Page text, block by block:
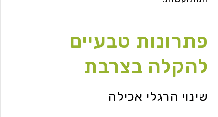
פתרונות טבעיים
להקלה בצרבת
שינוי הרגלי אכילה